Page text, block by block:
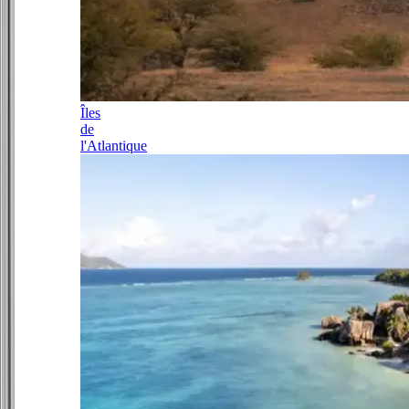
Îles
de
l'Atlantique